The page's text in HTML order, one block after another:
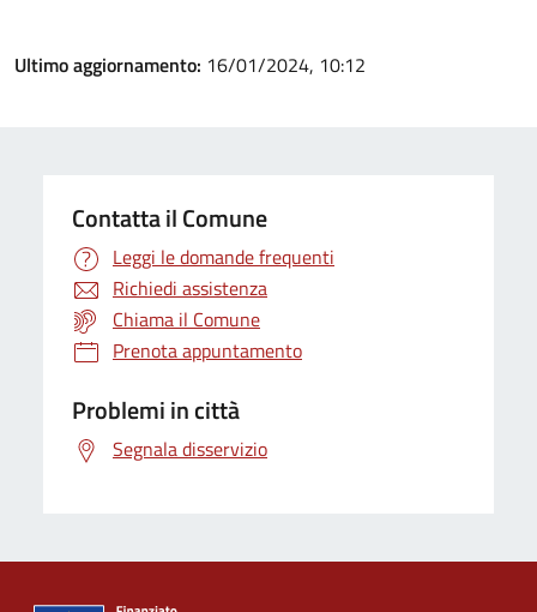
Ultimo aggiornamento: 16/01/2024, 10:12
Contatta il Comune
Leggi le domande frequenti
Richiedi assistenza
Chiama il Comune
Prenota appuntamento
Problemi in città
Segnala disservizio